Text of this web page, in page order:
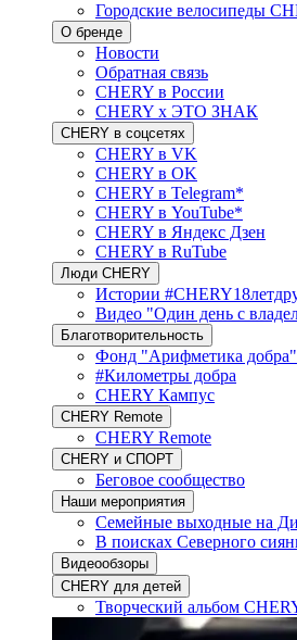
Городские велосипеды
О бренде
Новости
Обратная связь
CHERY в России
CHERY x ЭТО ЗНАК
CHERY в соцсетях
CHERY в VK
CHERY в OK
CHERY в Telegram*
CHERY в YouTube*
CHERY в Яндекс Дзен
CHERY в RuTube
Люди CHERY
Истории
Видео "Один день с
Благотворительность
Фонд "Арифметика добра"
#Километры добра
CHERY Кампус
CHERY Remote
CHERY Remote
CHERY и СПОРТ
Беговое сообщество
Наши мероприятия
Семейные выходные на
В поисках Северного
Видеообзоры
CHERY для детей
Творческий альбом